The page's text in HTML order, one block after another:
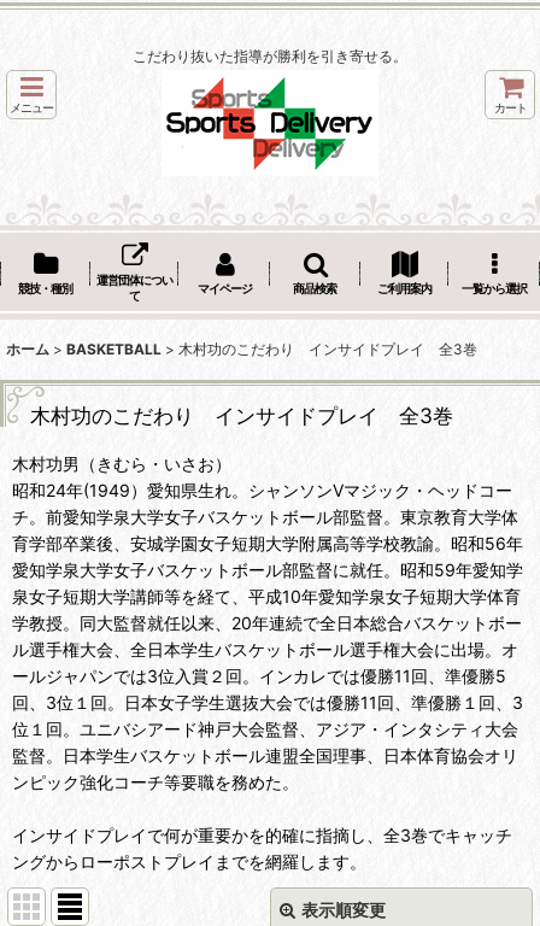
こだわり抜いた指導が勝利を引き寄せる。
メニュー カート
競技・種別
運営団体につい
て
マイページ 商品検索 ご利用案内 一覧から選択
ホーム > BASKETBALL > 木村功のこだわり インサイドプレイ 全3巻
木村功のこだわり インサイドプレイ 全3巻
木村功男（きむら・いさお）
昭和24年(1949）愛知県生れ。シャンソンVマジック・ヘッドコー
チ。前愛知学泉大学女子バスケットボール部監督。東京教育大学体
育学部卒業後、安城学園女子短期大学附属高等学校教諭。昭和56年
愛知学泉大学女子バスケットボール部監督に就任。昭和59年愛知学
泉女子短期大学講師等を経て、平成10年愛知学泉女子短期大学体育
学教授。同大監督就任以来、20年連続で全日本総合バスケットボー
ル選手権大会、全日本学生バスケットボール選手権大会に出場。オ
ールジャパンでは3位入賞２回。インカレでは優勝11回、準優勝5
回、3位１回。日本女子学生選抜大会では優勝11回、準優勝１回、3
位１回。ユニバシアード神戸大会監督、アジア・インタシティ大会
監督。日本学生バスケットボール連盟全国理事、日本体育協会オリ
ンピック強化コーチ等要職を務めた。
インサイドプレイで何が重要かを的確に指摘し、全3巻でキャッチ
ングからローポストプレイまでを網羅します。
表示順変更